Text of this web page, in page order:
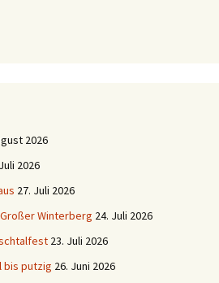
2026
2026
27. Juli 2026
Winterberg 24. Juli 2026
23. Juli 2026
bis putzig 26. Juni 2026